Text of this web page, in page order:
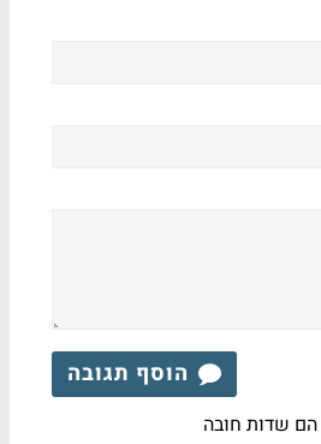
הוסף תגובה
הם שדות חובה